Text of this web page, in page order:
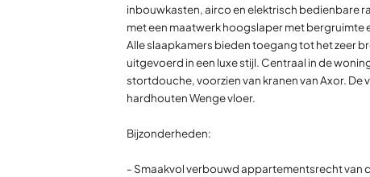
inbouwkasten, airco en elektrisch bedienbare
met een maatwerk hoogslaper met bergruimte
Alle slaapkamers bieden toegang tot het zeer
uitgevoerd in een luxe stijl. Centraal in de
stortdouche, voorzien van kranen van Axor.
hardhouten Wenge vloer.
Bijzonderheden:
- Smaakvol verbouwd appartementsrecht van